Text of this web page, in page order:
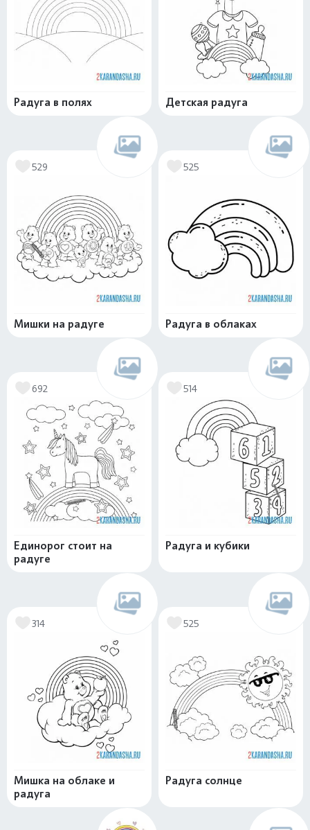
Радуга в полях Детская радуга
529
Мишки на радуге
525
Радуга в облаках
692
Единорог стоит на
радуге
514
Радуга и кубики
314
Мишка на облаке и
радуга
525
Радуга солнце